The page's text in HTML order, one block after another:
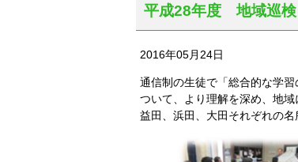
平成28年度 地域巡検
2016年05月24日
通信制の生徒で「総合的な学
ついて、より理解を深め、地
益田、浜田、大田それぞれの